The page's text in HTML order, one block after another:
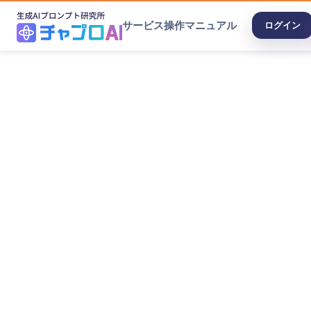
サービス操作マニュアル ログイン